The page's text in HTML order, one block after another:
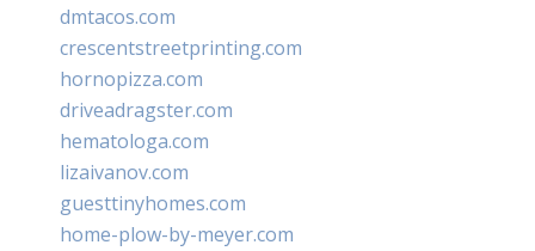
dmtacos.com
crescentstreetprinting.com
hornopizza.com
driveadragster.com
hematologa.com
lizaivanov.com
guesttinyhomes.com
home-plow-by-meyer.com